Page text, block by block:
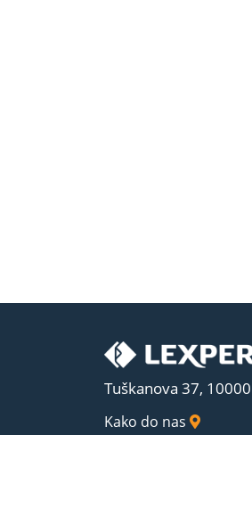
Tuškanova 37,
Kako do nas